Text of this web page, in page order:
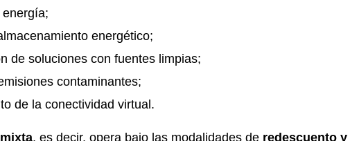
energía;
energético;
de soluciones con fuentes limpias;
contaminantes;
de la conectividad virtual.
, es decir, opera bajo las modalidades de redescuento y